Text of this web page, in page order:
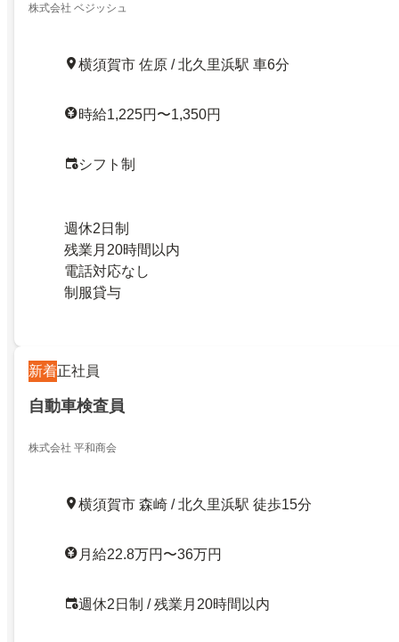
株式会社 ベジッシュ
横須賀市 佐原 / 北久里浜駅 車6分
時給1,225円〜1,350円
シフト制
週休2日制
残業月20時間以内
電話対応なし
制服貸与
新着正社員
自動車検査員
株式会社 平和商会
横須賀市 森崎 / 北久里浜駅 徒歩15分
月給22.8万円〜36万円
週休2日制 / 残業月20時間以内